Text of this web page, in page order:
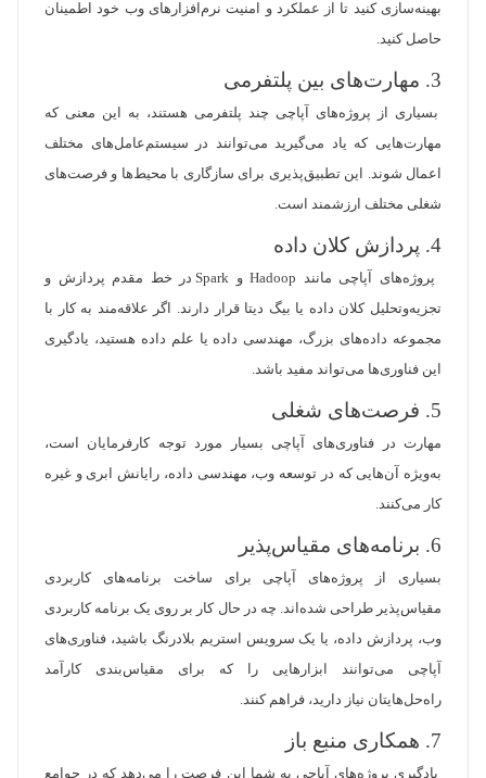
بهینه‌سازی کنید تا از عملکرد و امنیت نرم‌افزارهای وب خود اطمینان
حاصل کنید.
3. مهارت‌های بین پلتفرمی
بسیاری از پروژه‌های آپاچی چند پلتفرمی هستند، به این معنی که
مهارت‌هایی که یاد می‌گیرید می‌توانند در سیستم‌عامل‌های مختلف
اعمال شوند. این تطبیق‌پذیری برای سازگاری با محیط‌ها و فرصت‌های
شغلی مختلف ارزشمند است.
4. پردازش کلان داده
پروژه‌های آپاچی مانند Hadoop و Spark در خط مقدم پردازش و
تجزیه‌وتحلیل کلان داده یا بیگ دیتا قرار دارند. اگر علاقه‌مند به کار با
مجموعه داده‌های بزرگ، مهندسی داده یا علم داده هستید، یادگیری
این فناوری‌ها می‌تواند مفید باشد.
5. فرصت‌های شغلی
مهارت در فناوری‌های آپاچی بسیار مورد توجه کارفرمایان است،
به‌ویژه آن‌هایی که در توسعه وب، مهندسی داده، رایانش ابری و غیره
کار می‌کنند.
6. برنامه‌های مقیاس‌پذیر
بسیاری از پروژه‌های آپاچی برای ساخت برنامه‌های کاربردی
مقیاس‌پذیر طراحی شده‌اند. چه در حال کار بر روی یک برنامه کاربردی
وب، پردازش داده، یا یک سرویس استریم بلادرنگ باشید، فناوری‌های
آپاچی می‌توانند ابزارهایی را که برای مقیاس‌بندی کارآمد
راه‌حل‌هایتان نیاز دارید، فراهم کنند.
7. همکاری منبع باز
یادگیری پروژه‌های آپاچی به شما این فرصت را می‌دهد که در جوامع